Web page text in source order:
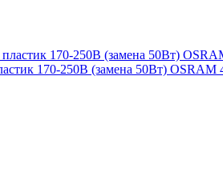
170-250В (замена 50Вт) OSRAM